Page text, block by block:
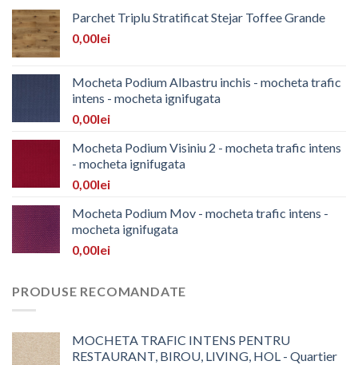
Parchet Triplu Stratificat Stejar Toffee Grande
0,00lei
Mocheta Podium Albastru inchis - mocheta trafic
intens - mocheta ignifugata
0,00lei
Mocheta Podium Visiniu 2 - mocheta trafic intens
- mocheta ignifugata
0,00lei
Mocheta Podium Mov - mocheta trafic intens -
mocheta ignifugata
0,00lei
PRODUSE RECOMANDATE
MOCHETA TRAFIC INTENS PENTRU
RESTAURANT, BIROU, LIVING, HOL - Quartier